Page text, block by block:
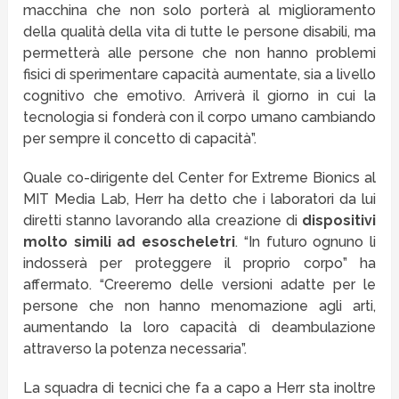
macchina che non solo porterà al miglioramento
della qualità della vita di tutte le persone disabili, ma
permetterà alle persone che non hanno problemi
fisici di sperimentare capacità aumentate, sia a livello
cognitivo che emotivo. Arriverà il giorno in cui la
tecnologia si fonderà con il corpo umano cambiando
per sempre il concetto di capacità”.
Quale co-dirigente del Center for Extreme Bionics al
MIT Media Lab, Herr ha detto che i laboratori da lui
diretti stanno lavorando alla creazione di dispositivi
molto simili ad esoscheletri. “In futuro ognuno li
indosserà per proteggere il proprio corpo” ha
affermato. “Creeremo delle versioni adatte per le
persone che non hanno menomazione agli arti,
aumentando la loro capacità di deambulazione
attraverso la potenza necessaria”.
La squadra di tecnici che fa a capo a Herr sta inoltre